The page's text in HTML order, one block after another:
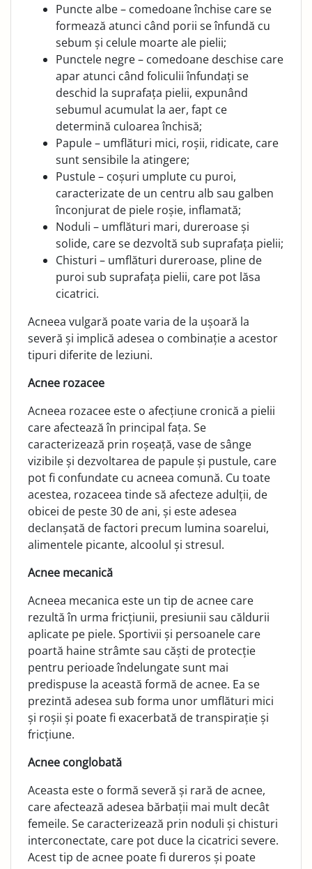
Puncte albe – comedoane închise care se
formează atunci când porii se înfundă cu
sebum și celule moarte ale pielii;
Punctele negre – comedoane deschise care
apar atunci când foliculii înfundați se
deschid la suprafața pielii, expunând
sebumul acumulat la aer, fapt ce
determină culoarea închisă;
Papule – umflături mici, roșii, ridicate, care
sunt sensibile la atingere;
Pustule – coșuri umplute cu puroi,
caracterizate de un centru alb sau galben
înconjurat de piele roșie, inflamată;
Noduli – umflături mari, dureroase și
solide, care se dezvoltă sub suprafața pielii;
Chisturi – umflături dureroase, pline de
puroi sub suprafața pielii, care pot lăsa
cicatrici.
Acneea vulgară poate varia de la ușoară la
severă și implică adesea o combinație a acestor
tipuri diferite de leziuni.
Acnee rozacee
Acneea rozacee este o afecțiune cronică a pielii
care afectează în principal fața. Se
caracterizează prin roșeață, vase de sânge
vizibile și dezvoltarea de papule și pustule, care
pot fi confundate cu acneea comună. Cu toate
acestea, rozaceea tinde să afecteze adulții, de
obicei de peste 30 de ani, și este adesea
declanșată de factori precum lumina soarelui,
alimentele picante, alcoolul și stresul.
Acnee mecanică
Acneea mecanica este un tip de acnee care
rezultă în urma fricțiunii, presiunii sau căldurii
aplicate pe piele. Sportivii și persoanele care
poartă haine strâmte sau căști de protecție
pentru perioade îndelungate sunt mai
predispuse la această formă de acnee. Ea se
prezintă adesea sub forma unor umflături mici
și roșii și poate fi exacerbată de transpirație și
fricțiune.
Acnee conglobată
Aceasta este o formă severă și rară de acnee,
care afectează adesea bărbații mai mult decât
femeile. Se caracterizează prin noduli și chisturi
interconectate, care pot duce la cicatrici severe.
Acest tip de acnee poate fi dureros și poate